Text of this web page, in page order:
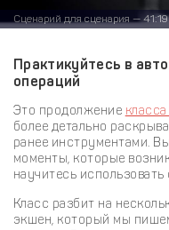
Сценарий для сценария — 41:19
Практикуйтесь в
операций
Это продолжение
более детально
ранее инструментами.
моменты, которые
научитесь
Класс разбит на
экшен, который мы